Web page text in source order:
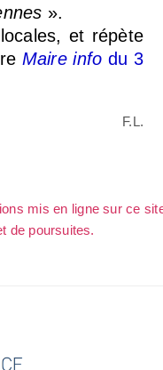
».
et répète
Maire info du 3
F.L.
mis en ligne sur ce
de poursuites.